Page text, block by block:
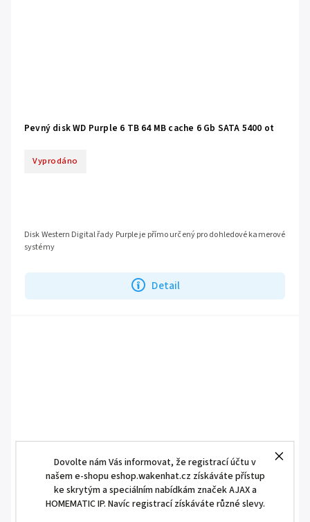
Dovolte nám Vás informovat, že registrací účtu v
našem e-shopu eshop.wakenhat.cz získáváte přístup
ke skrytým a speciálním nabídkám značek AJAX a
HOMEMATIC IP. Navíc registrací získáváte různé slevy.
Pevný disk WD Purple 6 TB 64 MB cache 6 Gb SATA 5400 ot
Vyprodáno
Detail
Disk Western Digital řady Purple je přímo určený pro dohledové kamerové
systémy